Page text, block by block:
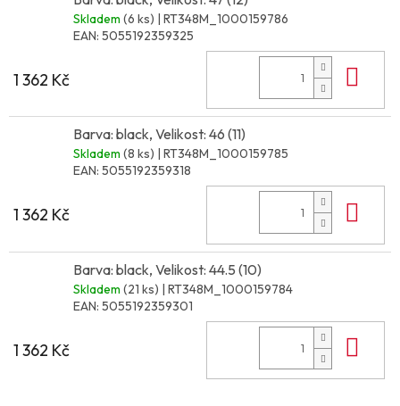
Skladem (6 ks) | RT348M_1000159786
EAN: 5055192359325
1 362 Kč
Barva: black, Velikost: 46 (11)
Skladem (8 ks) | RT348M_1000159785
EAN: 5055192359318
1 362 Kč
Barva: black, Velikost: 44.5 (10)
Skladem (21 ks) | RT348M_1000159784
EAN: 5055192359301
1 362 Kč